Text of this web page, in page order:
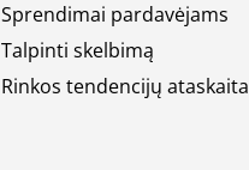
Sprendimai pardavėjams
Talpinti skelbimą
Rinkos tendencijų ataskaita